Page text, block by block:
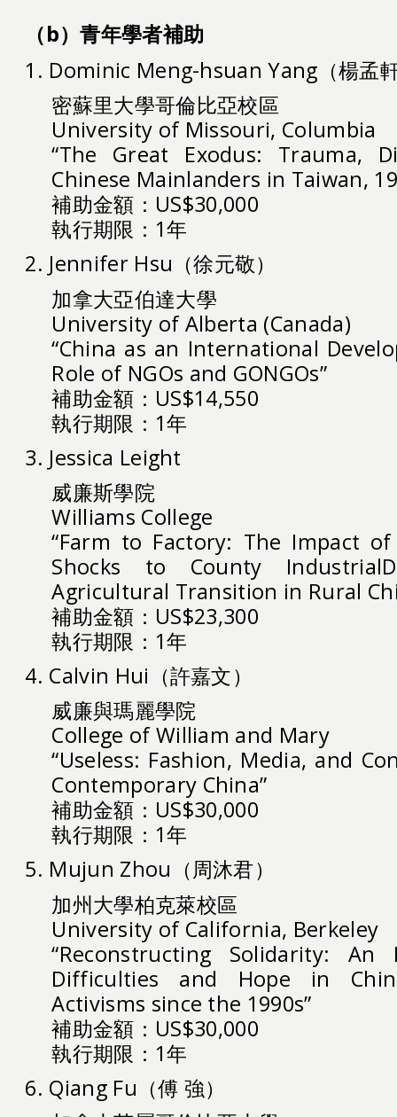
（b）青年學者補助
1. Dominic Meng-hsuan Yang（楊孟
密蘇里大學哥倫比亞校區
University of Missouri, Columbia
“The Great Exodus: Trauma,
Chinese Mainlanders in Taiwan,
補助金額：US$30,000
執行期限：1年
2. Jennifer Hsu（徐元敬）
加拿大亞伯達大學
University of Alberta (Canada)
“China as an International
Role of NGOs and GONGOs”
補助金額：US$14,550
執行期限：1年
3. Jessica Leight
威廉斯學院
Williams College
“Farm to Factory: The Impact of
Shocks to County
Agricultural Transition in Rural
補助金額：US$23,300
執行期限：1年
4. Calvin Hui（許嘉文）
威廉與瑪麗學院
College of William and Mary
“Useless: Fashion, Media, and
Contemporary China”
補助金額：US$30,000
執行期限：1年
5. Mujun Zhou（周沐君）
加州大學柏克萊校區
University of California, Berkeley
“Reconstructing Solidarity:
Difficulties and Hope in
Activisms since the 1990s”
補助金額：US$30,000
執行期限：1年
6. Qiang Fu（傅 強）